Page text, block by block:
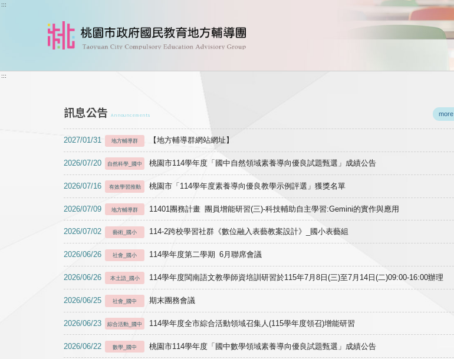
跳到主要內容
:::
:::
訊息公告 Announcements more
2027/01/31 地方輔導群 【地方輔導群網站網址】
2026/07/20 自然科學_國中 桃園市114學年度「國中自然領域素養導向優良試題甄選」成績公告
2026/07/16 有效學習推動 桃園市「114學年度素養導向優良教學示例評選」獲獎名單
2026/07/09 地方輔導群 11401團務計畫 團員增能研習(三)-科技輔助自主學習:Gemini的實作與應用
2026/07/02 藝術_國小 114-2跨校學習社群《數位融入表藝教案設計》_國小表藝組
2026/06/26 社會_國小 114學年度第二學期 6月聯席會議
2026/06/26 本土語_國小 114學年度閩南語文教學師資培訓研習於115年7月8日(三)至7月14日(二)09:00-16:00辦理
2026/06/25 社會_國中 期末團務會議
2026/06/23 綜合活動_國中 114學年度全市綜合活動領域召集人(115學年度領召)增能研習
2026/06/22 數學_國中 桃園市114學年度「國中數學領域素養導向優良試題甄選」成績公告